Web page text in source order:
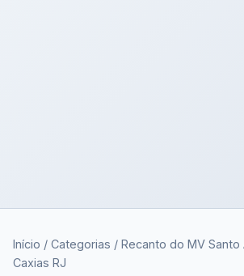
Início / Categorias / Recanto do MV
Caxias RJ